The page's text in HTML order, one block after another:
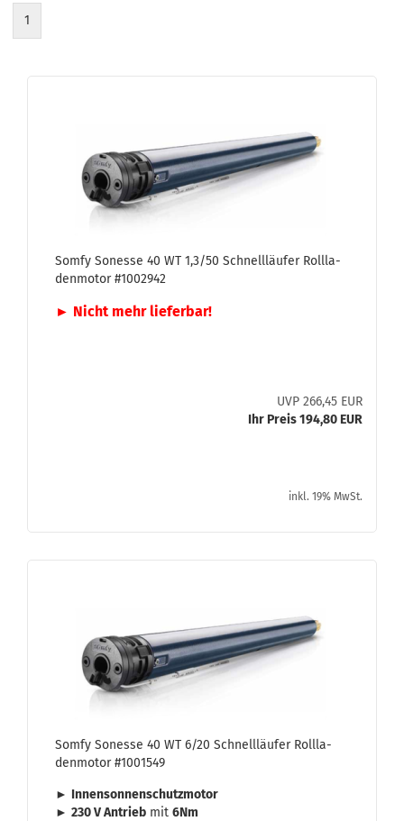
1
Somfy So­nes­se 40 WT 1,3/50 Schnell­läu­fer Roll­la­
den­mo­tor #1002942
► Nicht mehr lie­fer­bar!
UVP 266,45 EUR
Ihr Preis 194,80 EUR
inkl. 19% MwSt.
Somfy So­nes­se 40 WT 6/20 Schnell­läu­fer Roll­la­
den­mo­tor #1001549
► In­nen­son­nen­schutz­mo­tor
► 230 V An­trieb mit 6Nm